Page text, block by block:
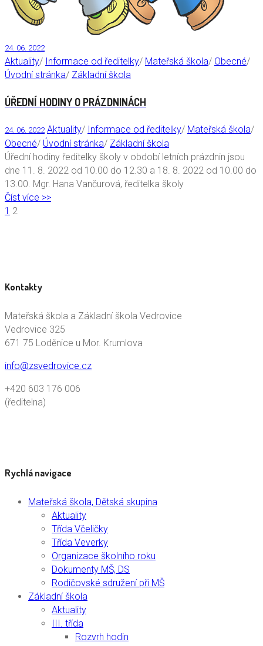
24. 06. 2022
Aktuality/ Informace od ředitelky/ Mateřská škola/ Obecné/
Úvodní stránka/ Základní škola
ÚŘEDNÍ HODINY O PRÁZDNINÁCH
24. 06. 2022 Aktuality/ Informace od ředitelky/ Mateřská škola/
Obecné/ Úvodní stránka/ Základní škola
Úřední hodiny ředitelky školy v období letních prázdnin jsou
dne 11. 8. 2022 od 10.00 do 12.30 a 18. 8. 2022 od 10.00 do
13.00. Mgr. Hana Vančurová, ředitelka školy
Číst více >>
1 2
Kontakty
Mateřská škola a Základní škola Vedrovice
Vedrovice 325
671 75 Loděnice u Mor. Krumlova
info@zsvedrovice.cz
+420 603 176 006
(ředitelna)
Rychlá navigace
Mateřská škola, Dětská skupina
Aktuality
Třída Včeličky
Třída Veverky
Organizace školního roku
Dokumenty MŠ, DS
Rodičovské sdružení při MŠ
Základní škola
Aktuality
III. třída
Rozvrh hodin